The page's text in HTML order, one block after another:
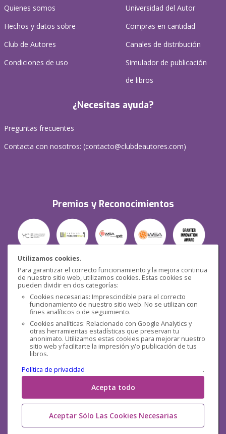
Utilizamos cookies.
Para garantizar el correcto funcionamiento y la mejora continua
de nuestro sitio web, utilizamos cookies. Estas cookies se
pueden dividir en dos categorías:
Cookies necesarias: Imprescindible para el correcto
funcionamiento de nuestro sitio web. No se utilizan con
fines analíticos o de seguimiento.
Cookies analíticas: Relacionado con Google Analytics y
otras herramientas estadísticas que preservan tu
anonimato. Utilizamos estas cookies para mejorar nuestro
sitio web y facilitarte la impresión y/o publicación de tus
libros.
Política de privacidad
.
Acepta todo
Aceptar Sólo Las Cookies Necesarias
Quienes somos
Hechos y datos sobre
Club de Autores
Condiciones de uso
Universidad del Autor
Compras en cantidad
Canales de distribución
Simulador de publicación
de libros
¿Necesitas ayuda?
Preguntas frecuentes
Contacta con nosotros: (contacto@clubdeautores.com)
Premios y Reconocimientos
Seguridad
Redes sociales